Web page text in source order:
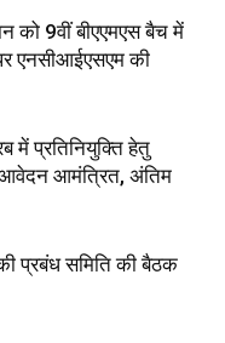
को 9वीं बीएएमएस बैच में
एनसीआईएसएम की
प्रतिनियुक्ति हेतु
आवेदन आमंत्रित, अंतिम
प्रबंध समिति की बैठक